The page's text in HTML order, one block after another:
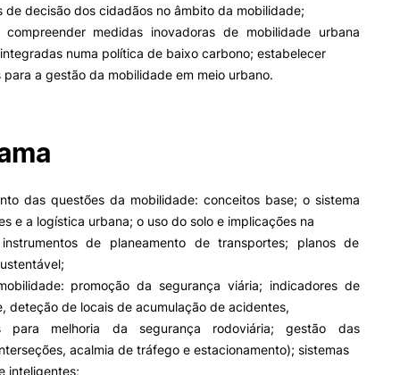
Acessibilidades
Alojamento
Eficiência Energética
Farm4Future
de decisão dos cidadãos no âmbito da mobilidade;
medidas inovadoras de mobilidade urbana
numa política de baixo carbono; estabelecer
para a gestão da mobilidade em meio urbano.
das questões da mobilidade: conceitos base; o sistema
e a logística urbana; o uso do solo e implicações na
de planeamento de transportes; planos de
promoção da segurança viária; indicadores de
deteção de locais de acumulação de acidentes,
para melhoria da segurança rodoviária; gestão das
acalmia de tráfego e estacionamento); sistemas
inteligentes;